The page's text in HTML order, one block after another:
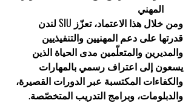
المهني
ومن خلال هذا الاعتماد، تعزّز SIU لندن
قدرتها على دعم المهنيين والتنفيذيين
والمديرين والمتعلّمين مدى الحياة الذين
يسعون إلى اعتراف رسمي بالمهارات
والكفاءات المكتسبة عبر الدورات القصيرة،
والدبلومات، وبرامج التدريب المتخصّصة.